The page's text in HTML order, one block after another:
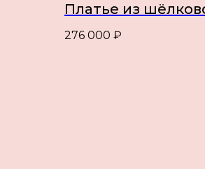
Платье из
276 000 ₽